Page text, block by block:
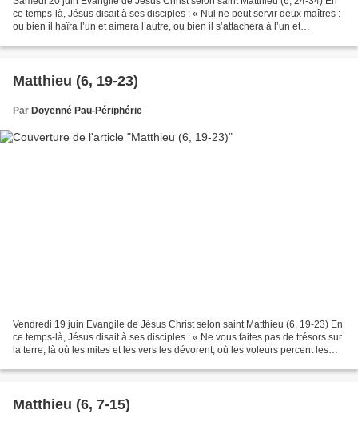
ce temps-là, Jésus disait à ses disciples : « Nul ne peut servir deux maîtres :
ou bien il haïra l’un et aimera l’autre, ou bien il s’attachera à l’un et
Matthieu (6, 19-23)
Par Doyenné Pau-Périphérie
Vendredi 19 juin Evangile de Jésus Christ selon saint Matthieu (6, 19-23) En
ce temps-là, Jésus disait à ses disciples : « Ne vous faites pas de trésors sur
la terre, là où les mites et les vers les dévorent, où les voleurs percent les
Matthieu (6, 7-15)